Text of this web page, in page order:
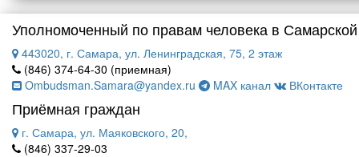
Уполномоченный по правам человека в
443020, г. Самара, ул. Ленинградская, 75, 2 этаж
(846) 374-64-30 (приемная)
Ombudsman.Samara@yandex.ru
MAX канал ВКонтакте
Приёмная граждан
г. Самара, ул. Маяковского, 20,
(846) 337-29-03